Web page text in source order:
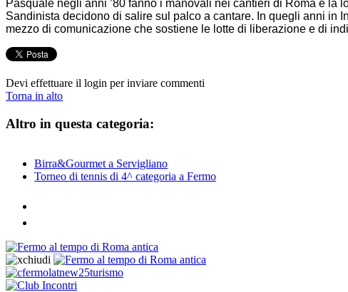
Pasquale negli anni ’80 fanno i manovali nei cantieri di Roma e
Sandinista decidono di salire sul palco a cantare. In quegli anni in
mezzo di comunicazione che sostiene le lotte di liberazione e di
Devi effettuare il login per inviare commenti
Torna in alto
Altro in questa categoria:
Birra&Gourmet a Servigliano
Torneo di tennis di 4^ categoria a Fermo